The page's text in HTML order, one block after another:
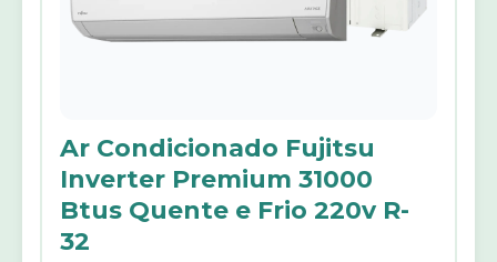
Ar Condicionado Fujitsu
Inverter Premium 31000
Btus Quente e Frio 220v R-
32